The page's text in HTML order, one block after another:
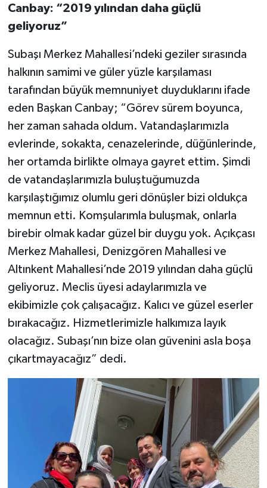
Canbay: “2019 yılından daha güçlü
geliyoruz”
Subaşı Merkez Mahallesi’ndeki geziler sırasında
halkının samimi ve güler yüzle karşılaması
tarafından büyük memnuniyet duyduklarını ifade
eden Başkan Canbay; “Görev sürem boyunca,
her zaman sahada oldum. Vatandaşlarımızla
evlerinde, sokakta, cenazelerinde, düğünlerinde,
her ortamda birlikte olmaya gayret ettim. Şimdi
de vatandaşlarımızla buluştuğumuzda
karşılaştığımız olumlu geri dönüşler bizi oldukça
memnun etti. Komşularımla buluşmak, onlarla
birebir olmak kadar güzel bir duygu yok. Açıkçası
Merkez Mahallesi, Denizgören Mahallesi ve
Altınkent Mahallesi’nde 2019 yılından daha güçlü
geliyoruz. Meclis üyesi adaylarımızla ve
ekibimizle çok çalışacağız. Kalıcı ve güzel eserler
bırakacağız. Hizmetlerimizle halkımıza layık
olacağız. Subaşı’nın bize olan güvenini asla boşa
çıkartmayacağız” dedi.